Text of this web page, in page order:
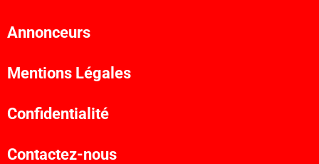
Annonceurs
Mentions Légales
Confidentialité
Contactez-nous